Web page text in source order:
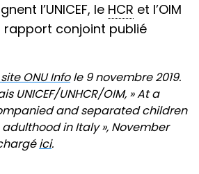
l’UNICEF, le HCR et l’OIM
rapport conjoint publié
ONU Infole 9 novembre 2019.
UNICEF/UNHCR/OIM, » At a
and separated children
in Italy », November
ici.